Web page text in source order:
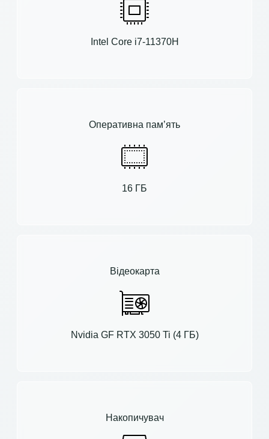
Intel Core i7-11370H
Оперативна пам’ять
16 ГБ
Відеокарта
Nvidia GF RTX 3050 Ti (4 ГБ)
Накопичувач